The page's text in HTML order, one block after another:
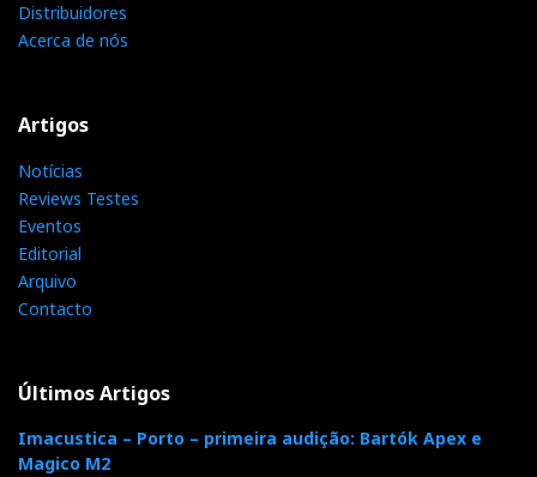
Distribuidores
Acerca de nós
Artigos
Notícias
Reviews Testes
Eventos
Editorial
Arquivo
Contacto
Últimos Artigos
Imacustica – Porto – primeira audição: Bartók Apex e
Magico M2